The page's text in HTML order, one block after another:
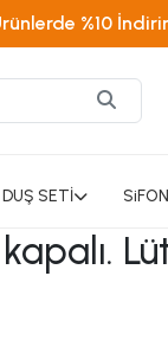
%10
DUŞ SETİ SiFON